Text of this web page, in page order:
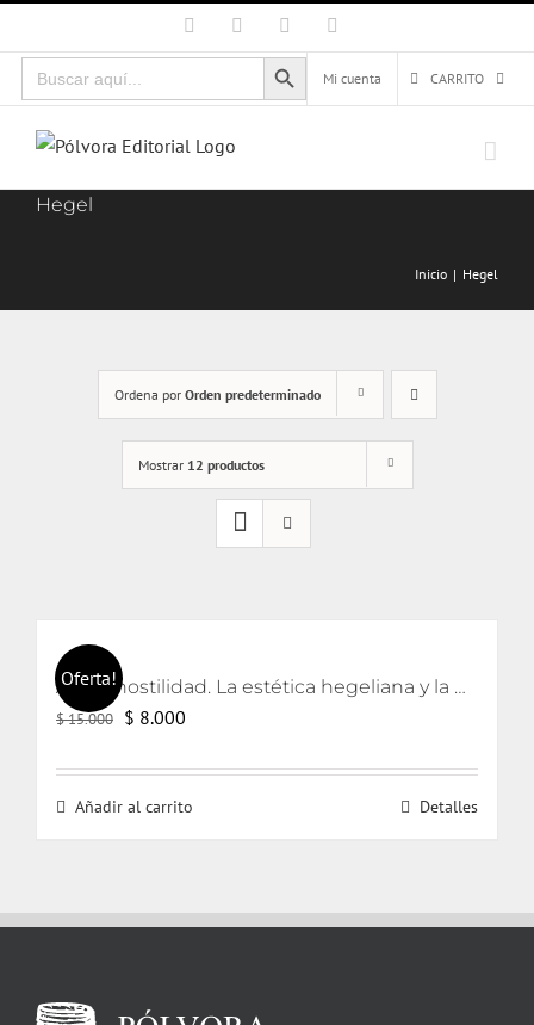
al
contenido
Facebook Instagram
Buscar:
Botón de búsqueda
Mi cuenta
CARRITO
Hegel
Inicio Hegel
Ordena por Orden predeterminado
Mostrar 12 productos
Oferta! Arte y hostilidad. La estética hegeliana y la precipitación de la violencia
$15.000 El
original
era:
$ 8.000
actual
es:
Añadir al carrito Detalles